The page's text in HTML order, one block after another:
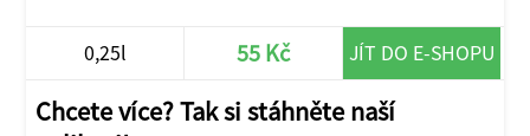
0,25l 55 Kč JÍT DO E-SHOPU
Chcete více? Tak si stáhněte naší